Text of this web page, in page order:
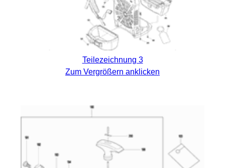
Teilezeichnung 3
Zum Vergrößern anklicken